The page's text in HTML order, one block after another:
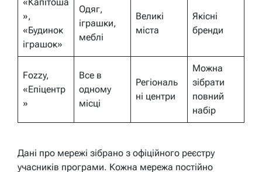
»,
«Будинок
іграшок»
Одяг,
іграшки,
меблі
Великі
міста
Якісні
бренди
Fozzy,
«Епіцентр
»
Все в
одному
місці
Регіональ
ні центри
Можна
зібрати
повний
набір
Дані про мережі зібрано з офіційного реєстру
учасників програми. Кожна мережа постійно